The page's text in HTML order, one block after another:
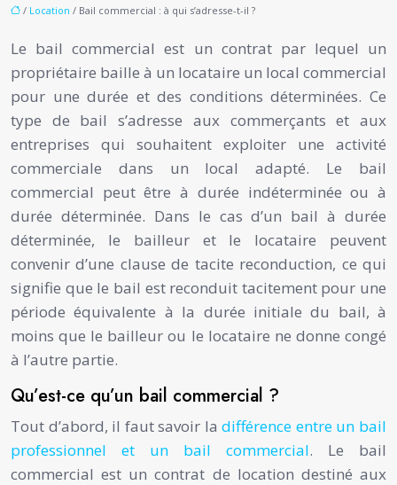
/ Location / Bail commercial : à qui s’adresse-t-il ?
Le bail commercial est un contrat par lequel un
propriétaire baille à un locataire un local commercial
pour une durée et des conditions déterminées. Ce
type de bail s’adresse aux commerçants et aux
entreprises qui souhaitent exploiter une activité
commerciale dans un local adapté. Le bail
commercial peut être à durée indéterminée ou à
durée déterminée. Dans le cas d’un bail à durée
déterminée, le bailleur et le locataire peuvent
convenir d’une clause de tacite reconduction, ce qui
signifie que le bail est reconduit tacitement pour une
période équivalente à la durée initiale du bail, à
moins que le bailleur ou le locataire ne donne congé
à l’autre partie.
Qu’est-ce qu’un bail commercial ?
Tout d’abord, il faut savoir ladifférence entre un bail
professionnel et un bail commercial. Le bail
commercial est un contrat de location destiné aux